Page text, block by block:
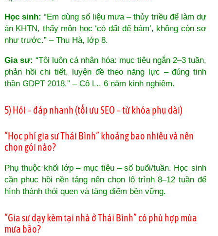
Học sinh: “Em dùng số liệu mưa – thủy triều để làm dự
án KHTN, thấy môn học ‘có đất để bám’, không còn sợ
như trước.” – Thu Hà, lớp 8.
Gia sư: “Tôi luôn cá nhân hóa: mục tiêu ngắn 2–3 tuần,
phản hồi chi tiết, luyện đề theo năng lực – đúng tinh
thần GDPT 2018.” – Cô L., 6 năm kinh nghiệm.
5) Hỏi – đáp nhanh (tối ưu SEO – từ khóa phụ dài)
“Học phí gia sư Thái Bình” khoảng bao nhiêu và nên
chọn gói nào?
Phụ thuộc khối lớp – mục tiêu – số buổi/tuần. Học sinh
cần phục hồi nền tảng nên chọn lộ trình 8–12 tuần để
hình thành thói quen và tăng điểm bền vững.
“Gia sư dạy kèm tại nhà ở Thái Bình” có phù hợp mùa
mưa bão?